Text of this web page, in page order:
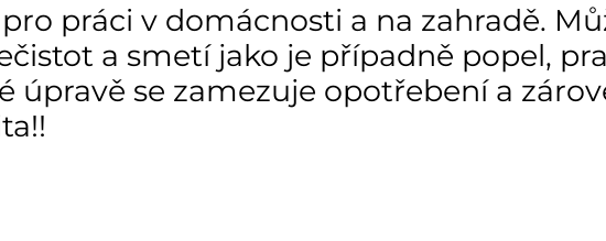
práci v domácnosti a na zahradě.
a smetí jako je případně popel,
úpravě se zamezuje opotřebení a